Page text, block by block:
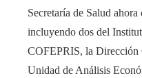
Secretaría de Salud
incluyendo dos del
COFEPRIS, la Dirección
Unidad de Análisis